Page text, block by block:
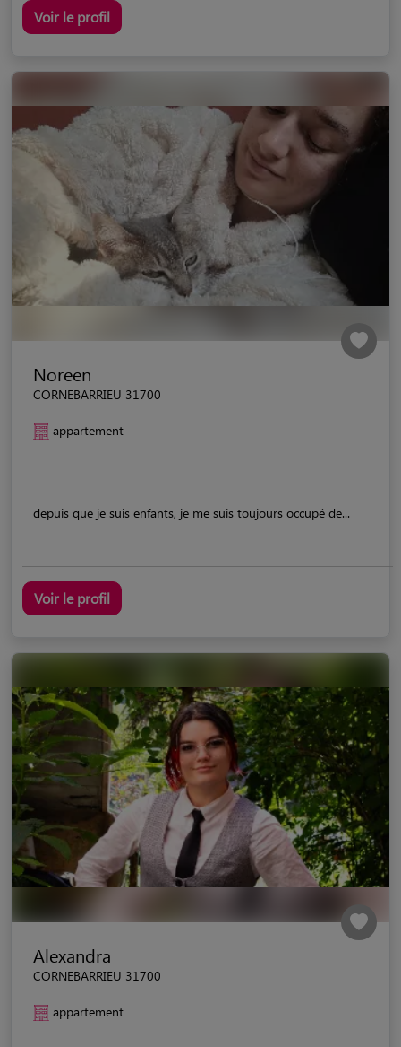
Voir le profil
Noreen
CORNEBARRIEU 31700
appartement
depuis que je suis enfants, je me suis toujours occupé de...
Voir le profil
Alexandra
CORNEBARRIEU 31700
appartement